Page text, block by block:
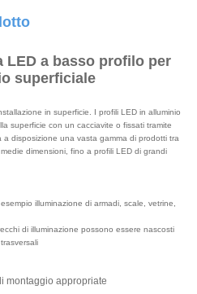
LED a basso profilo per
superficiale
in superficie. I profili LED in alluminio
superficie con un cacciavite o fissati tramite
disposizione una vasta gamma di prodotti tra
dimensioni, fino a profili LED di grandi
illuminazione di armadi, scale, vetrine,
di illuminazione possono essere nascosti
montaggio appropriate